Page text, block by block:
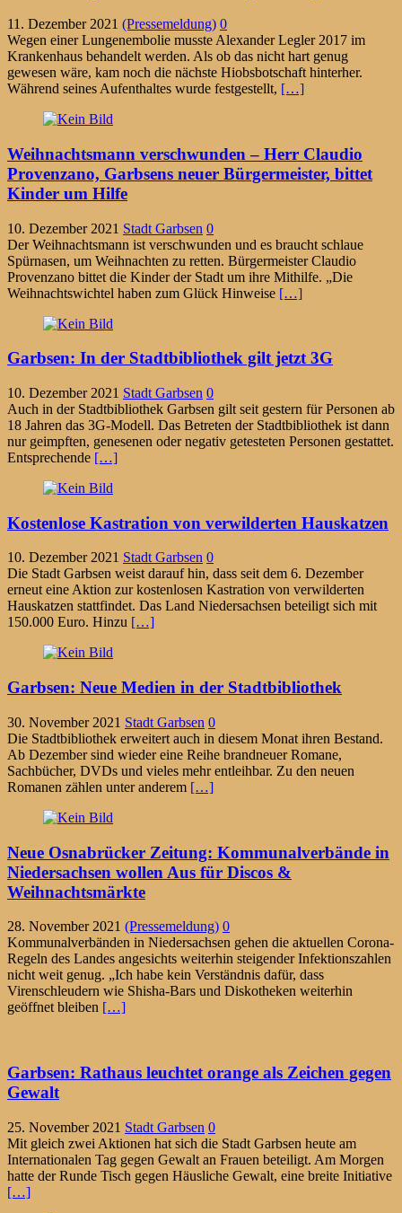
11. Dezember 2021 (Pressemeldung) 0
Wegen einer Lungenembolie musste Alexander Legler 2017 im
Krankenhaus behandelt werden. Als ob das nicht hart genug
gewesen wäre, kam noch die nächste Hiobsbotschaft hinterher.
Während seines Aufenthaltes wurde festgestellt, […]
Weihnachtsmann verschwunden – Herr Claudio
Provenzano, Garbsens neuer Bürgermeister, bittet
Kinder um Hilfe
10. Dezember 2021 Stadt Garbsen 0
Der Weihnachtsmann ist verschwunden und es braucht schlaue
Spürnasen, um Weihnachten zu retten. Bürgermeister Claudio
Provenzano bittet die Kinder der Stadt um ihre Mithilfe. „Die
Weihnachtswichtel haben zum Glück Hinweise […]
Garbsen: In der Stadtbibliothek gilt jetzt 3G
10. Dezember 2021 Stadt Garbsen 0
Auch in der Stadtbibliothek Garbsen gilt seit gestern für Personen ab
18 Jahren das 3G-Modell. Das Betreten der Stadtbibliothek ist dann
nur geimpften, genesenen oder negativ getesteten Personen gestattet.
Entsprechende […]
Kostenlose Kastration von verwilderten Hauskatzen
10. Dezember 2021 Stadt Garbsen 0
Die Stadt Garbsen weist darauf hin, dass seit dem 6. Dezember
erneut eine Aktion zur kostenlosen Kastration von verwilderten
Hauskatzen stattfindet. Das Land Niedersachsen beteiligt sich mit
150.000 Euro. Hinzu […]
Garbsen: Neue Medien in der Stadtbibliothek
30. November 2021 Stadt Garbsen 0
Die Stadtbibliothek erweitert auch in diesem Monat ihren Bestand.
Ab Dezember sind wieder eine Reihe brandneuer Romane,
Sachbücher, DVDs und vieles mehr entleihbar. Zu den neuen
Romanen zählen unter anderem […]
Neue Osnabrücker Zeitung: Kommunalverbände in
Niedersachsen wollen Aus für Discos &
Weihnachtsmärkte
28. November 2021 (Pressemeldung) 0
Kommunalverbänden in Niedersachsen gehen die aktuellen Corona-
Regeln des Landes angesichts weiterhin steigender Infektionszahlen
nicht weit genug. „Ich habe kein Verständnis dafür, dass
Virenschleudern wie Shisha-Bars und Diskotheken weiterhin
geöffnet bleiben […]
Garbsen: Rathaus leuchtet orange als Zeichen gegen
Gewalt
25. November 2021 Stadt Garbsen 0
Mit gleich zwei Aktionen hat sich die Stadt Garbsen heute am
Internationalen Tag gegen Gewalt an Frauen beteiligt. Am Morgen
hatte der Runde Tisch gegen Häusliche Gewalt, eine breite Initiative
[…]